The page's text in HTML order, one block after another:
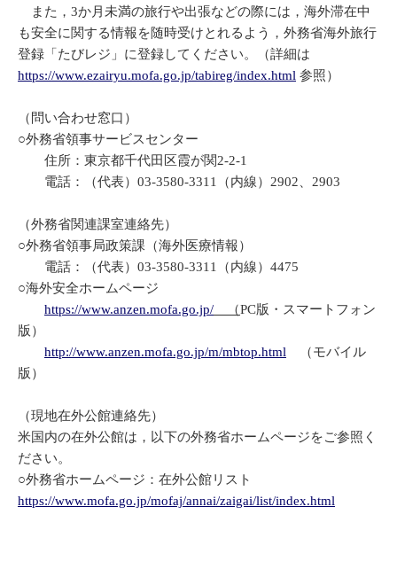
また，3か月未満の旅行や出張などの際には，海外滞在中
も安全に関する情報を随時受けとれるよう，外務省海外旅行
登録「たびレジ」に登録してください。（詳細は
https://www.ezairyu.mofa.go.jp/tabireg/index.html 参照）
（問い合わせ窓口）
○外務省領事サービスセンター
住所：東京都千代田区霞が関2-2-1
電話：（代表）03-3580-3311（内線）2902、2903
（外務省関連課室連絡先）
○外務省領事局政策課（海外医療情報）
電話：（代表）03-3580-3311（内線）4475
○海外安全ホームページ
https://www.anzen.mofa.go.jp/ （PC版・スマートフォン
版）
http://www.anzen.mofa.go.jp/m/mbtop.html （モバイル
版）
（現地在外公館連絡先）
米国内の在外公館は，以下の外務省ホームページをご参照く
ださい。
○外務省ホームページ：在外公館リスト
https://www.mofa.go.jp/mofaj/annai/zaigai/list/index.html